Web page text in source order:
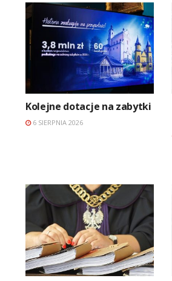
Kolejne dotacje na zabytki
6 SIERPNIA 2026